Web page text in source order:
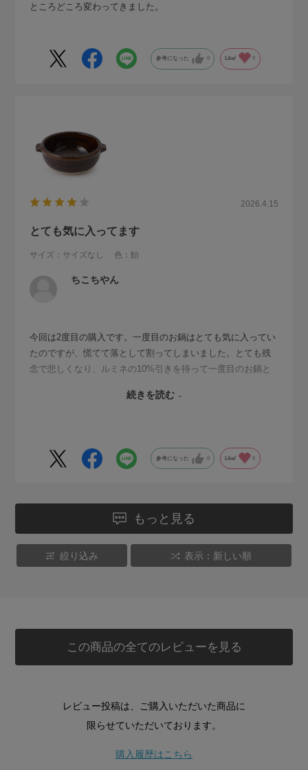
ところどころ変わってきました。
参考になった 0 Like! 0
2026.4.15
とても気に入ってます
サイズ：サイズなし 色：飴
ちこちやん
今回は2度目の購入です。一度目のお鍋はとても気に入ってい
たのですが、慌てて落として割ってしまいました。とても残
念で悲しくなり、ルミネの10%引きを待って一度目のお鍋と
汁、お粥を作りそのまま食卓に並べても映えますし、冷めに
ます。
一つだけお願いは鍋用の蓋がないことです。たまたま自宅に
ですが、専用の蓋がないのが残念なので星四つにしました。
お鍋の蓋を作っていただけますようお願いします。
続きを読む
参考になった 0 Like! 0
もっと見る
絞り込み 表示：新しい順
この商品の全てのレビューを見る
レビュー投稿は、ご購入いただいた商品に
限らせていただいております。
購入履歴はこちら